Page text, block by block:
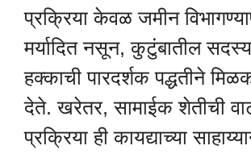
प्रक्रिया केवळ जमीन
मर्यादित नसून, कुटुंबातील
हक्काची पारदर्शक पद्धतीने
देते. खरेतर, सामाईक शेतीची
प्रक्रिया ही कायद्याच्या